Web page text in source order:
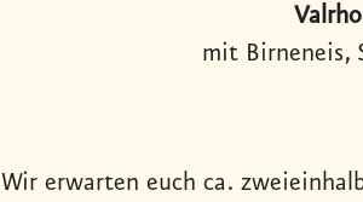
mit Birneneis,
Wir erwarten euch ca.